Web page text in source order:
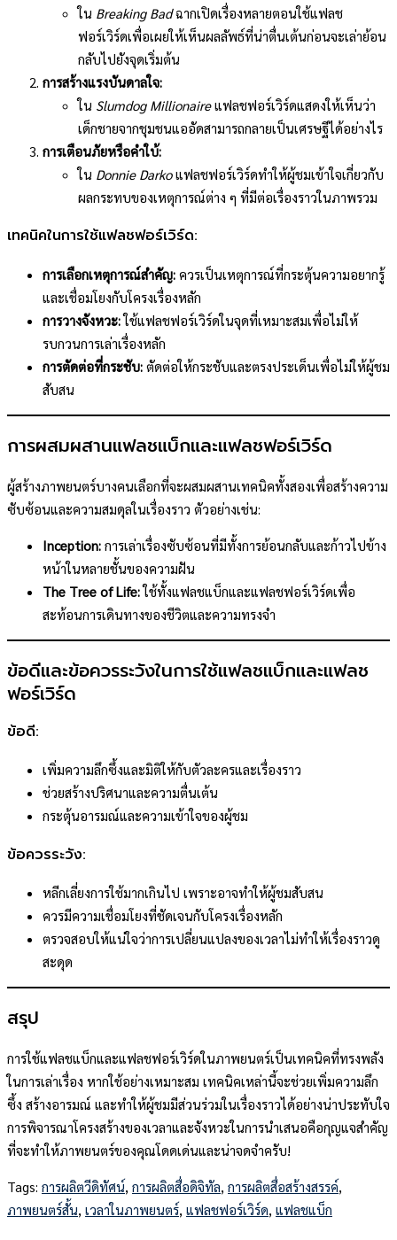
ใน Breaking Badฉากเปิดเรื่องหลายตอนใช้แฟลช
ฟอร์เวิร์ดเพื่อเผยให้เห็นผลลัพธ์ที่น่าตื่นเต้นก่อนจะเล่าย้อน
กลับไปยังจุดเริ่มต้น
การสร้างแรงบันดาลใจ:
ใน Slumdog Millionaireแฟลชฟอร์เวิร์ดแสดงให้เห็นว่า
เด็กชายจากชุมชนแออัดสามารถกลายเป็นเศรษฐีได้อย่างไร
การเตือนภัยหรือคำใบ้:
ใน Donnie Darkoแฟลชฟอร์เวิร์ดทำให้ผู้ชมเข้าใจเกี่ยวกับ
ผลกระทบของเหตุการณ์ต่าง ๆ ที่มีต่อเรื่องราวในภาพรวม
เทคนิคในการใช้แฟลชฟอร์เวิร์ด:
การเลือกเหตุการณ์สำคัญ: ควรเป็นเหตุการณ์ที่กระตุ้นความอยากรู้
และเชื่อมโยงกับโครงเรื่องหลัก
การวางจังหวะ:ใช้แฟลชฟอร์เวิร์ดในจุดที่เหมาะสมเพื่อไม่ให้
รบกวนการเล่าเรื่องหลัก
การตัดต่อที่กระชับ: ตัดต่อให้กระชับและตรงประเด็นเพื่อไม่ให้ผู้ชม
สับสน
การผสมผสานแฟลชแบ็กและแฟลชฟอร์เวิร์ด
ผู้สร้างภาพยนตร์บางคนเลือกที่จะผสมผสานเทคนิคทั้งสองเพื่อสร้างความ
ซับซ้อนและความสมดุลในเรื่องราว ตัวอย่างเช่น:
Inception: การเล่าเรื่องซับซ้อนที่มีทั้งการย้อนกลับและก้าวไปข้าง
หน้าในหลายชั้นของความฝัน
The Tree of Life:ใช้ทั้งแฟลชแบ็กและแฟลชฟอร์เวิร์ดเพื่อ
สะท้อนการเดินทางของชีวิตและความทรงจำ
ข้อดีและข้อควรระวังในการใช้แฟลชแบ็กและแฟลช
ฟอร์เวิร์ด
ข้อดี:
เพิ่มความลึกซึ้งและมิติให้กับตัวละครและเรื่องราว
ช่วยสร้างปริศนาและความตื่นเต้น
กระตุ้นอารมณ์และความเข้าใจของผู้ชม
ข้อควรระวัง:
หลีกเลี่ยงการใช้มากเกินไป เพราะอาจทำให้ผู้ชมสับสน
ควรมีความเชื่อมโยงที่ชัดเจนกับโครงเรื่องหลัก
ตรวจสอบให้แน่ใจว่าการเปลี่ยนแปลงของเวลาไม่ทำให้เรื่องราวดู
สะดุด
สรุป
การใช้แฟลชแบ็กและแฟลชฟอร์เวิร์ดในภาพยนตร์เป็นเทคนิคที่ทรงพลัง
ในการเล่าเรื่อง หากใช้อย่างเหมาะสม เทคนิคเหล่านี้จะช่วยเพิ่มความลึก
ซึ้ง สร้างอารมณ์ และทำให้ผู้ชมมีส่วนร่วมในเรื่องราวได้อย่างน่าประทับใจ
การพิจารณาโครงสร้างของเวลาและจังหวะในการนำเสนอคือกุญแจสำคัญ
ที่จะทำให้ภาพยนตร์ของคุณโดดเด่นและน่าจดจำครับ!
Tags: การผลิตวีดิทัศน์ การผลิตสื่อดิจิทัล การผลิตสื่อสร้างสรรค์
ภาพยนตร์สั้น เวลาในภาพยนตร์ แฟลชฟอร์เวิร์ด แฟลชแบ็ก